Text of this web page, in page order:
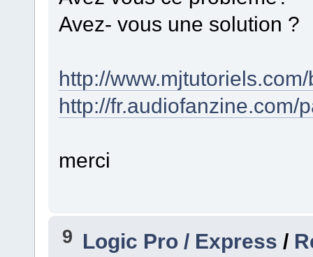
Avez- vous une solution ?
http://
http://fr.audiofanzine.com/
merci
9 Logic Pro / Express /